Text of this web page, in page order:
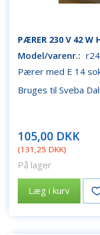
PÆRER 230 V 42 W
Model/varenr.:
Pærer med E 14
Bruges til Sveba
105,00 DKK
(131,25 DKK)
På lager
Læg i kurv